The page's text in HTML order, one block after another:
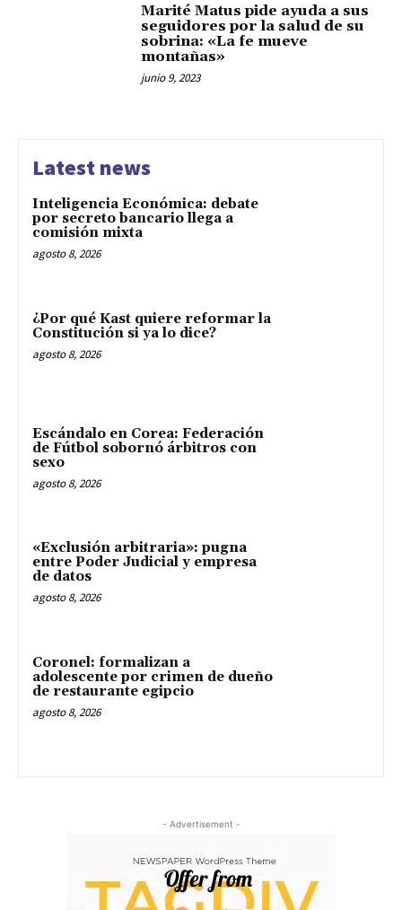
Marité Matus pide ayuda a sus
seguidores por la salud de su
sobrina: «La fe mueve
montañas»
junio 9, 2023
Latest news
Inteligencia Económica: debate
por secreto bancario llega a
comisión mixta
agosto 8, 2026
¿Por qué Kast quiere reformar la
Constitución si ya lo dice?
agosto 8, 2026
Escándalo en Corea: Federación
de Fútbol sobornó árbitros con
sexo
agosto 8, 2026
«Exclusión arbitraria»: pugna
entre Poder Judicial y empresa
de datos
agosto 8, 2026
Coronel: formalizan a
adolescente por crimen de dueño
de restaurante egipcio
agosto 8, 2026
- Advertisement -